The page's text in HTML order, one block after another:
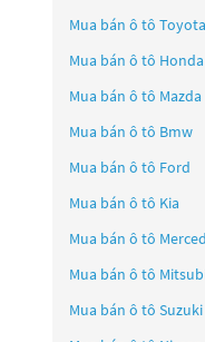
Mua bán ô tô Toyota
Mua bán ô tô Honda
Mua bán ô tô Mazda
Mua bán ô tô Bmw
Mua bán ô tô Ford
Mua bán ô tô Kia
Mua bán ô tô
Mua bán ô tô
Mua bán ô tô Suzuki